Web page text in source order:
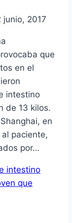
junio, 2017
que
en el
intestino
de 13 kilos.
en
paciente,
por…
intestino
que